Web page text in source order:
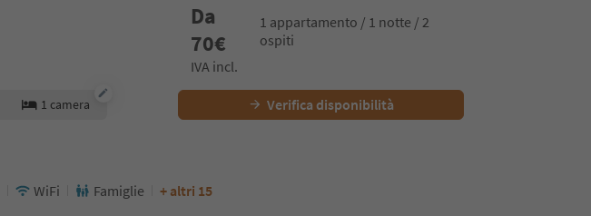
Da
70€
1 appartamento / 1 notte / 2
ospiti
IVA incl.
1 camera Verifica disponibilità
WiFi Famiglie + altri 15